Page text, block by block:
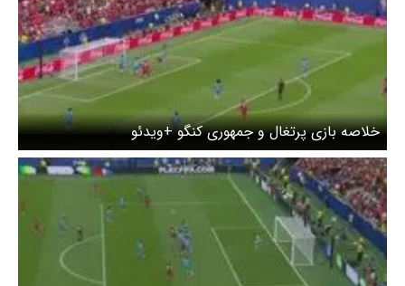
خلاصه بازی پرتغال و جمهوری کنگو +ویدئو